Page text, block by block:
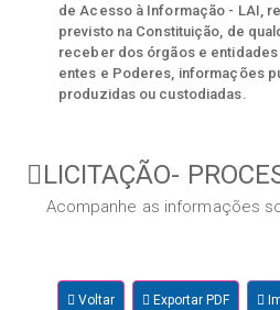
de Acesso à Informação - LAI,
previsto na Constituição, de
receber dos órgãos e
entes e Poderes, informações
produzidas ou custodiadas.
LICITAÇÃO-
Acompanhe as informações
Voltar Exportar PDF